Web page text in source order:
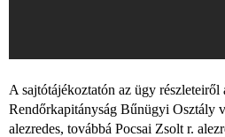
A sajtótájékoztatón az ügy
Rendőrkapitányság Bűnügyi Osztály
alezredes, továbbá Pocsai Zsolt r.